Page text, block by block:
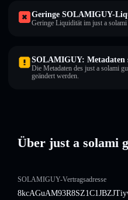
Geringe SOLAMIGUY-
Geringe Liquidität im just a
SOLAMIGUY: Metadaten
Die Metadaten des just a solami
geändert werden.
Über just a solami
SOLAMIGUY-Vertragsadresse